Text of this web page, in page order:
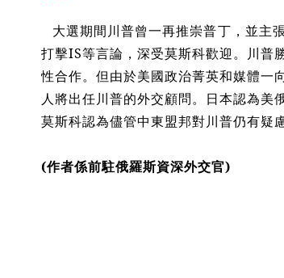
大選期間川普曾一再推崇普丁，並主
打擊IS等言論，深受莫斯科歡迎。川普
性合作。但由於美國政治菁英和媒體一
人將出任川普的外交顧問。日本認為美
莫斯科認為儘管中東盟邦對川普仍有疑
(作者係前駐俄羅斯資深外交官)